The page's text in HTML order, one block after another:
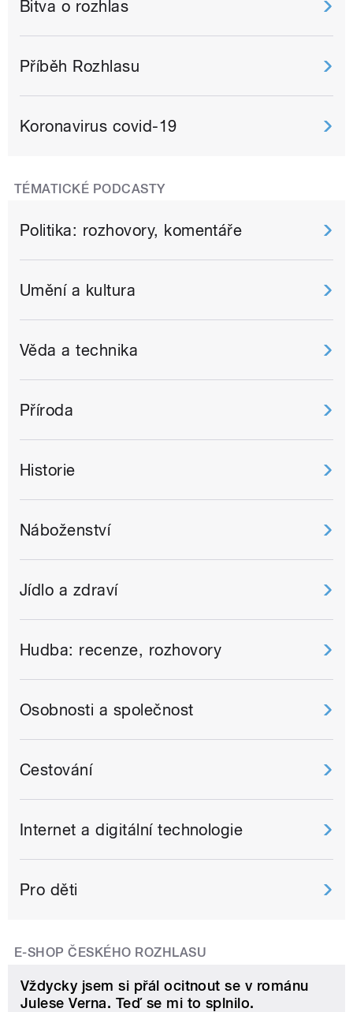
Bitva o rozhlas
Příběh Rozhlasu
Koronavirus covid-19
TÉMATICKÉ PODCASTY
Politika: rozhovory, komentáře
Umění a kultura
Věda a technika
Příroda
Historie
Náboženství
Jídlo a zdraví
Hudba: recenze, rozhovory
Osobnosti a společnost
Cestování
Internet a digitální technologie
Pro děti
E-SHOP ČESKÉHO ROZHLASU
Vždycky jsem si přál ocitnout se v románu
Julese Verna. Teď se mi to splnilo.